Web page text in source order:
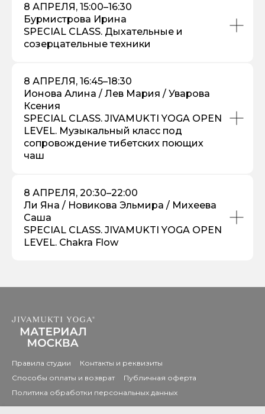
8 АПРЕЛЯ, 15:00–16:30
Бурмистрова Ирина
SPECIAL CLASS. Дыхательные и
созерцательные техники
8 АПРЕЛЯ, 16:45–18:30
Ионова Алина / Лев Мария / Уварова
Ксения
SPECIAL CLASS. JIVAMUKTI YOGA OPEN
LEVEL. Музыкальный класс под
сопровождение тибетских поющих
чаш
8 АПРЕЛЯ, 20:30–22:00
Ли Яна / Новикова Эльмира / Михеева
Саша
SPECIAL CLASS. JIVAMUKTI YOGA OPEN
LEVEL. Chakra Flow
Правила студии
Контакты и реквизиты
Способы оплаты и возврат
Публичная оферта
Политика обработки персональных данных